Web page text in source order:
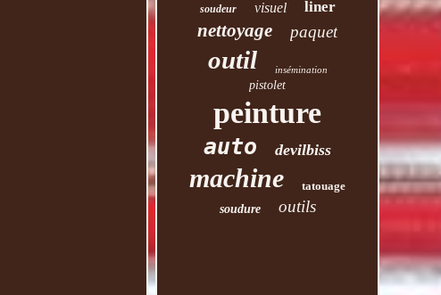
soudeur visuel liner
nettoyage paquet
outil insémination
pistolet
peinture
auto devilbiss
machine
tatouage
soudure
outils